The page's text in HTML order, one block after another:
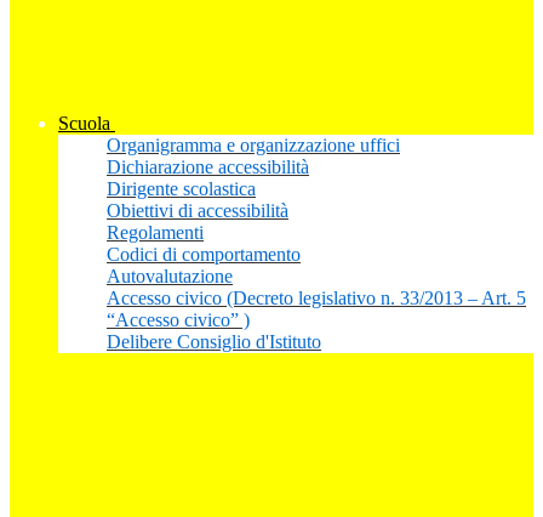
Scuola
Organigramma e organizzazione uffici
Dichiarazione accessibilità
Dirigente scolastica
Obiettivi di accessibilità
Regolamenti
Codici di comportamento
Autovalutazione
Accesso civico (Decreto legislativo n. 33/2013 – Art. 5
“Accesso civico” )
Delibere Consiglio d'Istituto